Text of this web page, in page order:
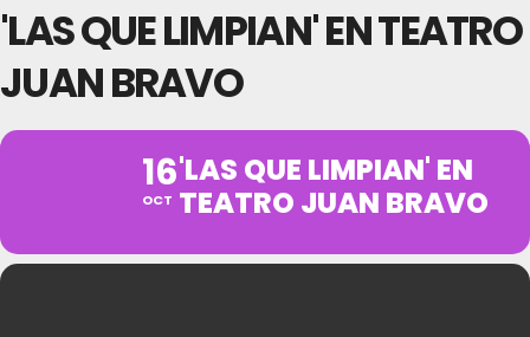
'LAS QUE LIMPIAN' EN TEATRO
JUAN BRAVO
16
OCT
'LAS QUE LIMPIAN' EN
TEATRO JUAN BRAVO